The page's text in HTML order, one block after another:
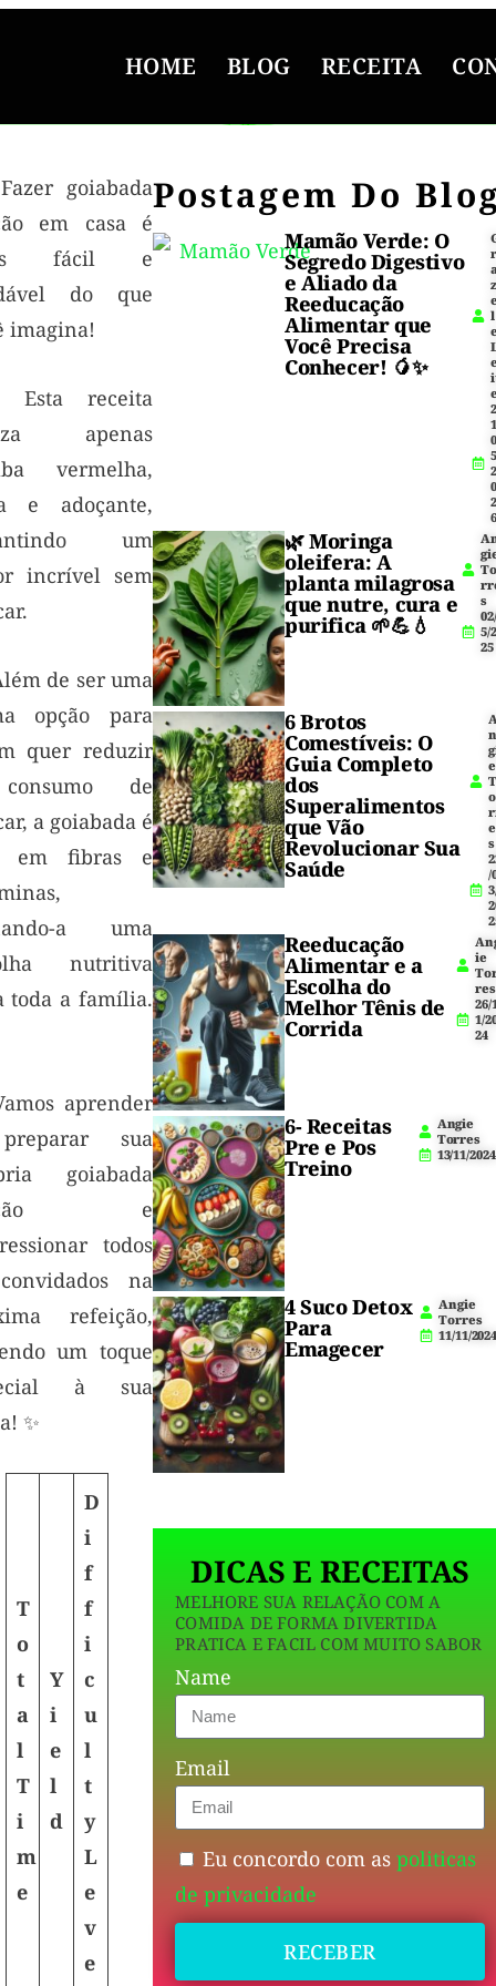
HOME BLOG RECEITA
goiabada
em casa é
fácil e
do que
imagina!
receita
apenas
vermelha,
e adoçante,
um
incrível sem
de ser uma
opção para
quer reduzir
de
a goiabada é
em fibras e
a uma
nutritiva
toda a família.
aprender
sua
goiabada
e
todos
na
refeição,
um toque
à sua
✨
T
o
t
a
l
T
i
m
e
Y
i
e
l
d
D
i
f
f
i
c
u
l
t
y
L
e
v
e
Postagem Do
Mamão Verde: O
Segredo Digestivo
e Aliado da
Reeducação
Alimentar que
Você Precisa
Conhecer! 🥭✨
r
l
2
0
2
0
2
6
🌿Moringa
oleifera: A
planta milagrosa
que nutre, cura e
purifica 🌱💪💧
To
s
5/
25
6 Brotos
Comestíveis: O
Guia Completo
dos
Superalimentos
que Vão
Revolucionar Sua
Saúde
n
e
T
o
e
s
/
Reeducação
Alimentar e a
Escolha do
Melhor Tênis de
Corrida
ie
res
26/
1/
24
6- Receitas
Pre e Pos
Treino
Angie
Torres
13/11/2024
4 Suco Detox
Para
Emagecer
Angie
Torres
11/11/2024
DICAS E RECEITAS
MELHORE SUA RELAÇÃO COM A
COMIDA DE FORMA DIVERTIDA
PRATICA E FACIL COM MUITO SABOR
Name
Email
Eu concordo com aspoliticas
de privacidade
RECEBER